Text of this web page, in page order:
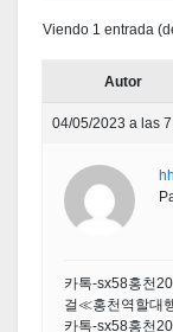
Viendo 1 entrada
Autor
04/05/2023 a las
카톡-sx58홍천
걸≪홍천역할대
카톡-sx58홍천